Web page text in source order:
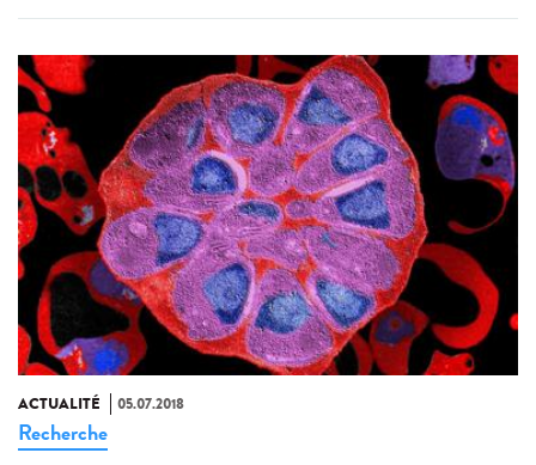
ACTUALITÉ 05.07.2018
Recherche